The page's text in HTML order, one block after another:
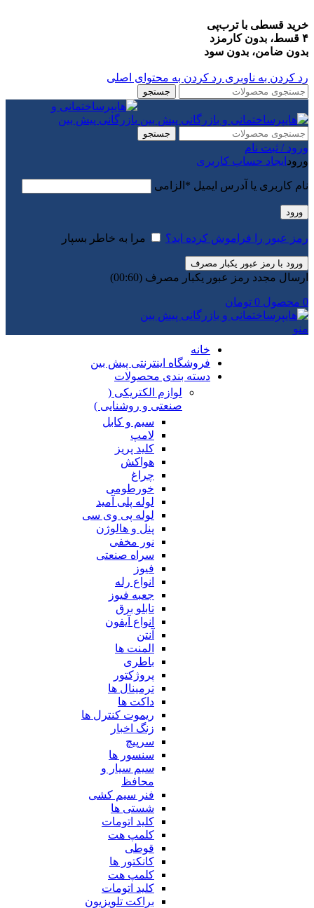
خرید قسطی با ترب‌پی
۴ قسط، بدون کارمزد
بدون ضامن، بدون سود
رد کردن به ناوبری رد کردن به محتوای اصلی
جستجو
جستجو
ورود / ثبت نام
ورود ایجاد حساب کاربری
نام کاربری یا آدرس ایمیل * الزامی
ورود
رمز عبور را فراموش کرده اید؟ مرا به خاطر بسپار
ورود با رمز عبور یکبار مصرف
ارسال مجدد رمز عبور یکبار مصرف (00:
60
)
0 محصول 0 تومان
منو
خانه
فروشگاه اینترنتی پیش بین
دسته بندی محصولات
لوازم الکتریکی (
صنعتی و روشنایی )
سیم و کابل
لامپ
کلید پریز
هواکش
چراغ
خورطومی
لوله پلی آمید
لوله پی وی سی
پنل و هالوژن
نور مخفی
سراه صنعتی
فیوز
انواع رله
جعبه فیوز
تابلو برق
انواع آیفون
آنتن
المنت ها
باطری
پروژکتور
ترمینال ها
داکت ها
ریموت کنترل ها
زنگ اخبار
سرپیچ
سنسور ها
سیم سیار و
محافظ
فنر سیم کشی
شستی ها
کلید اتومات
کلمپ هت
قوطی
کانکتور ها
کلمپ هت
کلید اتومات
براکت تلویزیون